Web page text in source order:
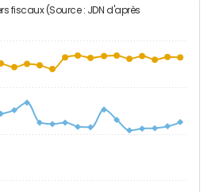
fiscaux (Source : JDN d'après